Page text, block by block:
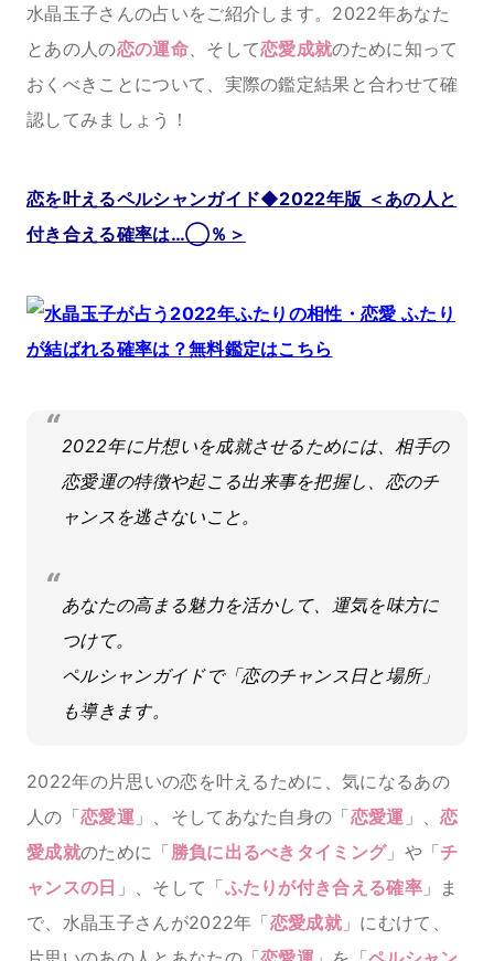
水晶玉子さんの占いをご紹介します。2022年あなた
とあの人の恋の運命、そして恋愛成就のために知って
おくべきことについて、実際の鑑定結果と合わせて確
認してみましょう！
恋を叶えるペルシャンガイド◆2022年版 ＜あの人と
付き合える確率は…◯％＞
2022年に片想いを成就させるためには、相手の
恋愛運の特徴や起こる出来事を把握し、恋のチ
ャンスを逃さないこと。
あなたの高まる魅力を活かして、運気を味方に
つけて。
ペルシャンガイドで「恋のチャンス日と場所」
も導きます。
2022年の片思いの恋を叶えるために、気になるあの
人の「恋愛運 」、そしてあなた自身の「恋愛運 」、恋
愛成就のために「勝負に出るべきタイミング」や「チ
ャンスの日 」、そして「ふたりが付き合える確率 」ま
で、水晶玉子さんが2022年「恋愛成就 」にむけて、